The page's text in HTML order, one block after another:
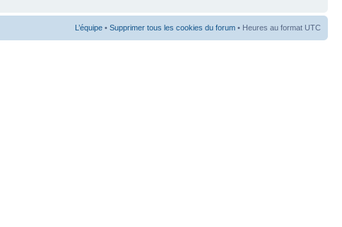
L’équipe • Supprimer tous les cookies du forum • Heures au format UTC